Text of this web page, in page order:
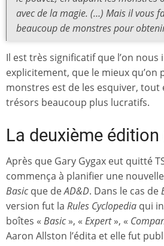
avec de la magie. (…) Mais il vous
beaucoup de monstres pour
Il est très significatif que l’on
explicitement, que le mieux qu’on
monstres est de les esquiver, tout
trésors beaucoup plus lucratifs.
La deuxième
Après que Gary Gygax eut quitté
commença à planifier une
Basicque deAD&D. Dans le cas de
version fut la Rules Cyclopedia qui
boîtes « Basic», « Expert», «
Aaron Allston l’édita et elle fut